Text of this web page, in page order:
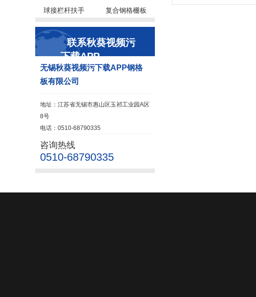
球接栏杆扶手 复合钢格栅板
联系秋葵视频污
下载APP
无锡秋葵视频污下载APP钢格
板有限公司
地址：江苏省无锡市惠山区玉祁工业园A区
8号
电话：0510-68790335
咨询热线
0510-68790335
目…